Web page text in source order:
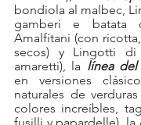
bondiola al malbec,
gamberi e batata
Amalfitani (con
secos) y Lingotti di
amaretti), la línea
en versiones
naturales de
colores increíbles,